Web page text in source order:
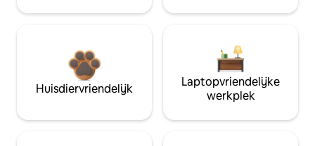
Huisdiervriendelijk
Laptopvriendelijke
werkplek